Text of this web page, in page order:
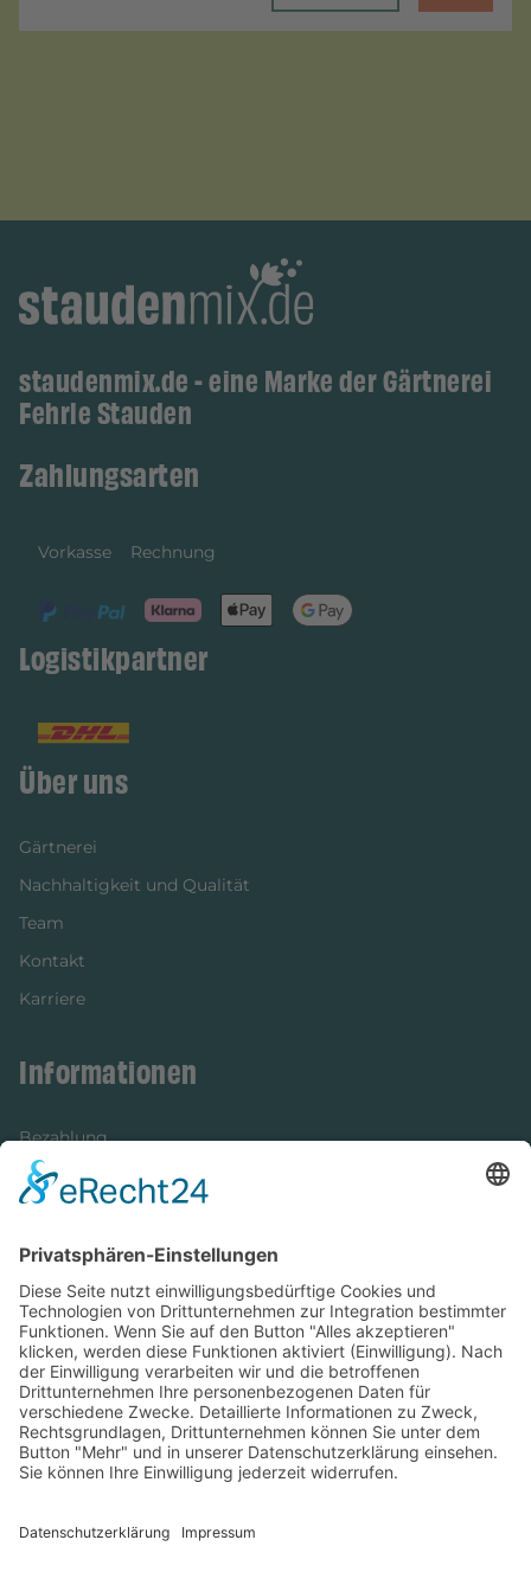
staudenmix.de - eine Marke der Gärtnerei
Fehrle Stauden
Zahlungsarten
Vorkasse Rechnung
Logistikpartner
Über uns
Gärtnerei
Nachhaltigkeit und Qualität
Team
Kontakt
Karriere
Informationen
Bezahlung
Newsletter
Versandinformationen
Verfügbarkeit/Verträglichkeit
Rechtliches
Widerrufsrecht und Widerrufsformular
Impressum
Datenschutzerklärung
Cookie-Einstellungen